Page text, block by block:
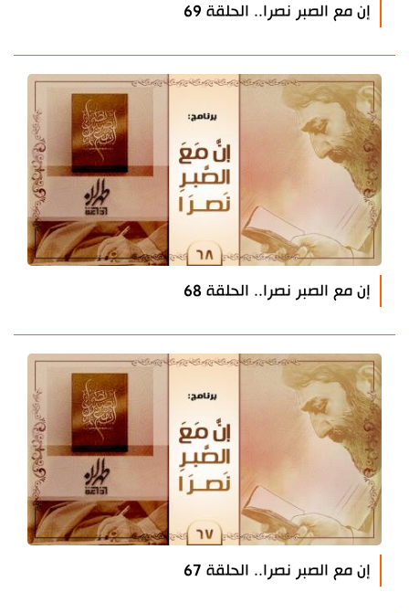
إن مع الصبر نصرا.. الحلقة 69
إن مع الصبر نصرا.. الحلقة 68
إن مع الصبر نصرا.. الحلقة 67